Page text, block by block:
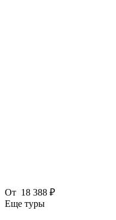
От 18 388 ₽
Еще туры